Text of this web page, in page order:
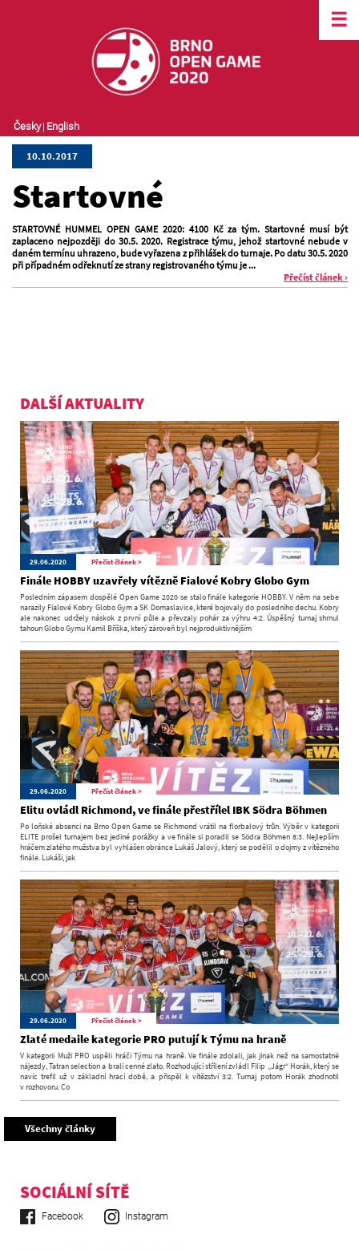
Česky| English
☰
10.10.2017
Startovné
STARTOVNÉ HUMMEL OPEN GAME 2020: 4100 Kč za tým. Startovné musí být
zaplaceno nejpozději do 30.5. 2020. Registrace týmu, jehož startovné nebude v
daném termínu uhrazeno, bude vyřazena z přihlášek do turnaje. Po datu 30.5. 2020
při případném odřeknutí ze strany registrovaného týmu je ...
Přečíst článek ›
DALŠÍ AKTUALITY
29.06.2020 Přečíst článek >
Finále HOBBY uzavřely vítězně Fialové Kobry Globo Gym
Posledním zápasem dospělé Open Game 2020 se stalo finále kategorie HOBBY. V něm na sebe
narazily Fialové Kobry Globo Gym a SK Domaslavice, které bojovaly do posledního dechu. Kobry
ale nakonec udržely náskok z první půle a převzaly pohár za výhru 4:2. Úspěšný turnaj shrnul
tahoun Globo Gymu Kamil Bříška, který zároveň byl nejproduktivnějším
29.06.2020 Přečíst článek >
Elitu ovládl Richmond, ve finále přestřílel IBK Södra Böhmen
Po loňské absenci na Brno Open Game se Richmond vrátil na florbalový trůn. Výběr v kategorii
ELITE prošel turnajem bez jediné porážky a ve finále si poradil se Södra Böhmen 8:3. Nejlepším
hráčem zlatého mužstva byl vyhlášen obránce Lukáš Jalový, který se podělil o dojmy z vítězného
finále. Lukáši, jak
29.06.2020 Přečíst článek >
Zlaté medaile kategorie PRO putují k Týmu na hraně
V kategorii Muži PRO uspěli hráči Týmu na hraně. Ve finále zdolali, jak jinak než na samostatné
nájezdy, Tatran selection a brali cenné zlato. Rozhodující střílení zvládl Filip „Jágr“ Horák, který se
navíc trefil už v základní hrací době, a přispěl k vítězství 3:2. Turnaj potom Horák zhodnotil
v rozhovoru. Co
Všechny články
SOCIÁLNÍ SÍTĚ
Facebook Instagram